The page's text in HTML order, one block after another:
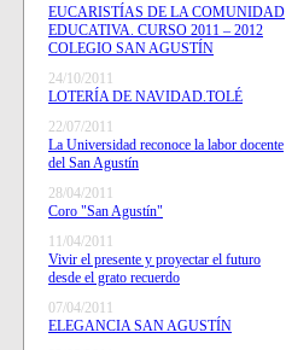
EUCARISTÍAS DE LA COMUNIDAD
EDUCATIVA. CURSO 2011 – 2012
COLEGIO SAN AGUSTÍN
24/10/2011
LOTERÍA DE NAVIDAD.TOLÉ
22/07/2011
La Universidad reconoce la labor docente
del San Agustín
28/04/2011
Coro "San Agustín"
11/04/2011
Vivir el presente y proyectar el futuro
desde el grato recuerdo
07/04/2011
ELEGANCIA SAN AGUSTÍN